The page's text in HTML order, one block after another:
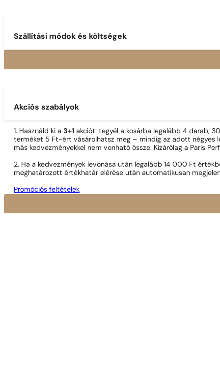
Szállítási módok és költségek
Akciós szabályok
1. Használd ki a 3+1 akciót: tegyél a kosárba legalább 4 darab,
terméket 5 Ft-ért vásárolhatsz meg – mindig az adott négyes
más kedvezményekkel nem vonható össze. Kizárólag a Paris
2. Ha a kedvezmények levonása után legalább 14 000 Ft
meghatározott értékhatár elérése után automatikusan
Promóciós feltételek